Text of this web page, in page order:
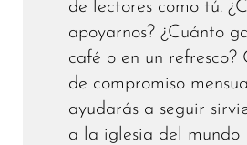
de lectores como tú.
apoyarnos? ¿Cuánto
café o en un refresco?
de compromiso
ayudarás a seguir
a la iglesia del mundo